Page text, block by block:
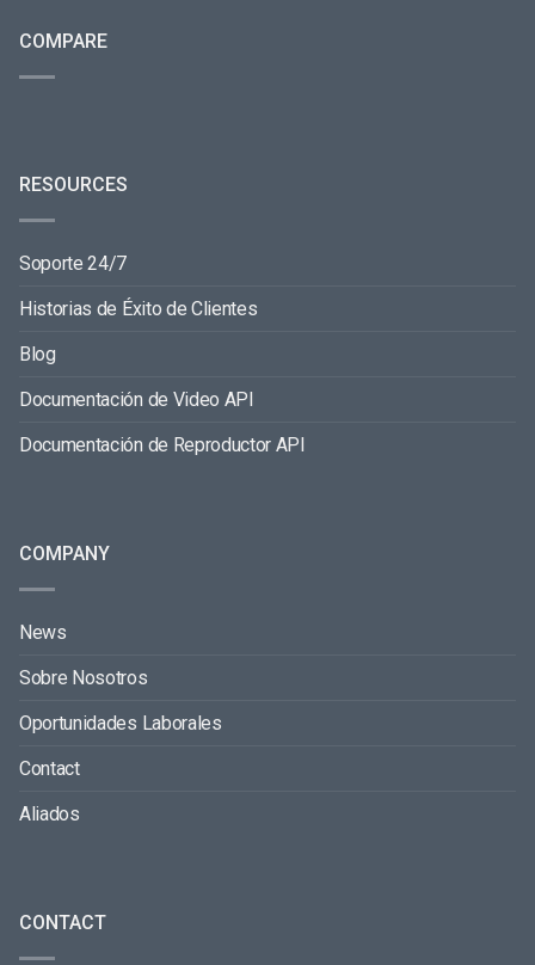
COMPARE
RESOURCES
Soporte 24/7
Historias de Éxito de Clientes
Blog
Documentación de Video API
Documentación de Reproductor API
COMPANY
News
Sobre Nosotros
Oportunidades Laborales
Contact
Aliados
CONTACT